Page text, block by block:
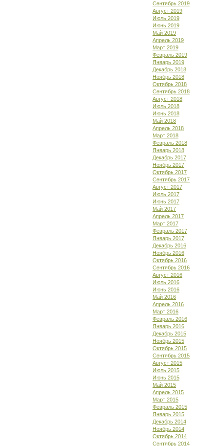
Сентябрь 2019
Август 2019
Июль 2019
Июнь 2019
Май 2019
Апрель 2019
Март 2019
Февраль 2019
Январь 2019
Декабрь 2018
Ноябрь 2018
Октябрь 2018
Сентябрь 2018
Август 2018
Июль 2018
Июнь 2018
Май 2018
Апрель 2018
Март 2018
Февраль 2018
Январь 2018
Декабрь 2017
Ноябрь 2017
Октябрь 2017
Сентябрь 2017
Август 2017
Июль 2017
Июнь 2017
Май 2017
Апрель 2017
Март 2017
Февраль 2017
Январь 2017
Декабрь 2016
Ноябрь 2016
Октябрь 2016
Сентябрь 2016
Август 2016
Июль 2016
Июнь 2016
Май 2016
Апрель 2016
Март 2016
Февраль 2016
Январь 2016
Декабрь 2015
Ноябрь 2015
Октябрь 2015
Сентябрь 2015
Август 2015
Июль 2015
Июнь 2015
Май 2015
Апрель 2015
Март 2015
Февраль 2015
Январь 2015
Декабрь 2014
Ноябрь 2014
Октябрь 2014
Сентябрь 2014